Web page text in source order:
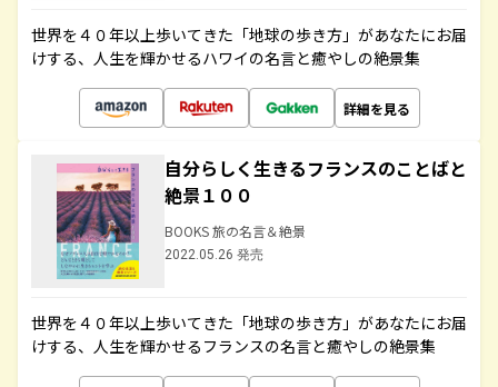
世界を４０年以上歩いてきた「地球の歩き方」があなたにお届
けする、人生を輝かせるハワイの名言と癒やしの絶景集
詳細を見る
自分らしく生きるフランスのことばと
絶景１００
BOOKS 旅の名言＆絶景
2022.05.26 発売
世界を４０年以上歩いてきた「地球の歩き方」があなたにお届
けする、人生を輝かせるフランスの名言と癒やしの絶景集